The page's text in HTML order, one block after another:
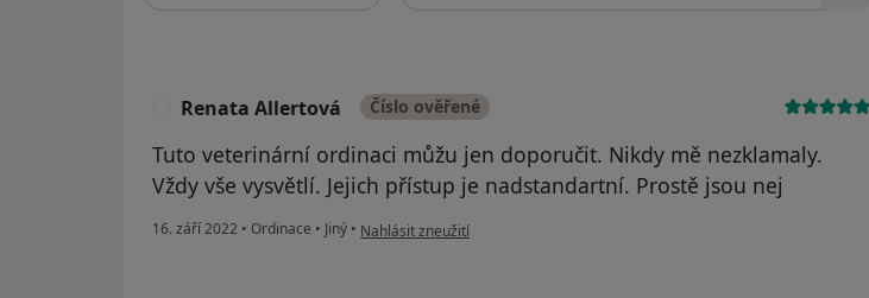
Renata Allertová Číslo ověřené
Tuto veterinární ordinaci můžu jen doporučit. Nikdy mě nezklamaly.
Vždy vše vysvětlí. Jejich přístup je nadstandartní. Prostě jsou nej
16. září 2022 • Ordinace • Jiný • podle názoru uživatele Renata Allertová
Nahlásit zneužití